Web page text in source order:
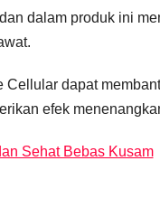
dalam produk ini
Cellular dapat
efek
Sehat Bebas Kusam